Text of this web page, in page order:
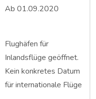
Ab 01.09.2020
Flughäfen für
Inlandsflüge geöffnet.
Kein konkretes Datum
für internationale Flüge